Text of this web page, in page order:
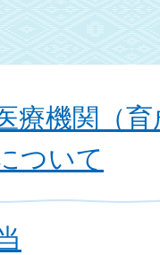
療機関（
ついて